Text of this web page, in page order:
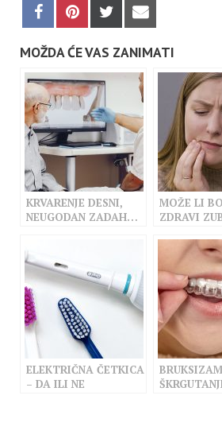
Share
Facebook
Share
on
Pinterest
Share
X
Share
on
Email
MOŽDA ĆE VAS ZANIMATI
KRVARENJE DESNI,
NEUGODAN ZADAH…
MOŽE LI
ZDRAVI
ELEKTRIČNA ČETKICA
– DA ILI NE